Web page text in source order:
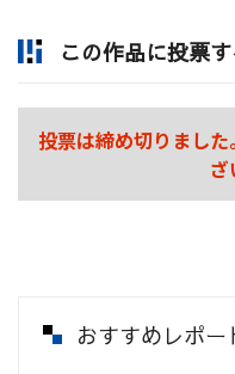
この作品に投票す
投票は締め切りまし
ざ
おすすめレポー